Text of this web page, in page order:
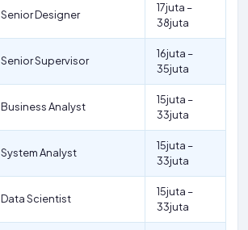
Senior Designer
17juta –
38juta
Senior Supervisor
16juta –
35juta
Business Analyst
15juta –
33juta
System Analyst
15juta –
33juta
Data Scientist
15juta –
33juta